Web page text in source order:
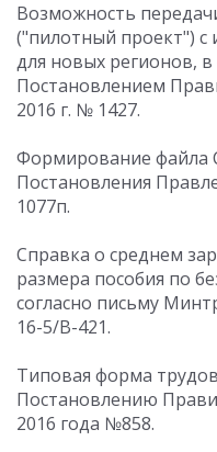
Возможность
("пилотный проект") с
для новых регионов, в
Постановлением
2016 г. № 1427.
Формирование файла
Постановления
1077п.
Cправка о среднем
размера пособия по
согласно письму
16-5/В-421.
Типовая форма
Постановлению
2016 года №858.